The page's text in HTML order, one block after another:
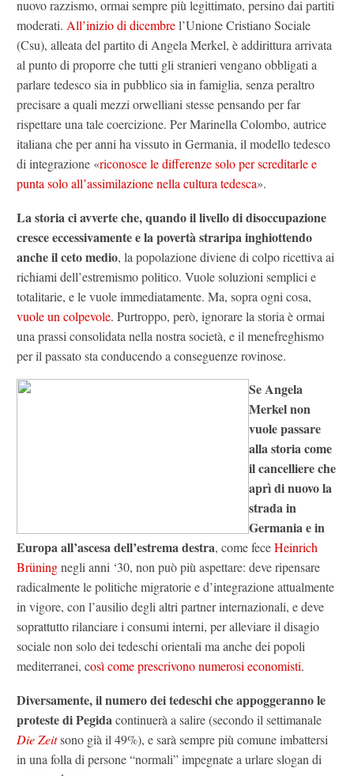
nuovo razzismo, ormai sempre più legittimato, persino dai partiti
moderati. All’inizio di dicembrel’Unione Cristiano Sociale
(Csu), alleata del partito di Angela Merkel, è addirittura arrivata
al punto di proporre che tutti gli stranieri vengano obbligati a
parlare tedesco sia in pubblico sia in famiglia, senza peraltro
precisare a quali mezzi orwelliani stesse pensando per far
rispettare una tale coercizione. Per Marinella Colombo, autrice
italiana che per anni ha vissuto in Germania, il modello tedesco
di integrazione «riconosce le differenze solo per screditarle e
punta solo all’assimilazione nella cultura tedesca».
La storia ci avverte che, quando il livello di disoccupazione
cresce eccessivamente e la povertà straripa inghiottendo
anche il ceto medio, la popolazione diviene di colpo ricettiva ai
richiami dell’estremismo politico. Vuole soluzioni semplici e
totalitarie, e le vuole immediatamente. Ma, sopra ogni cosa,
vuole un colpevole. Purtroppo, però, ignorare la storia è ormai
una prassi consolidata nella nostra società, e il menefreghismo
per il passato sta conducendo a conseguenze rovinose.
Se Angela
Merkel non
vuole passare
alla storia come
il cancelliere che
aprì di nuovo la
strada in
Germania e in
Europa all’ascesa dell’estrema destra, come feceHeinrich
Brüningnegli anni ‘30, non può più aspettare: deve ripensare
radicalmente le politiche migratorie e d’integrazione attualmente
in vigore, con l’ausilio degli altri partner internazionali, e deve
soprattutto rilanciare i consumi interni, per alleviare il disagio
sociale non solo dei tedeschi orientali ma anche dei popoli
mediterranei, così come prescrivono numerosi economisti.
Diversamente, il numero dei tedeschi che appoggeranno le
proteste di Pegidacontinuerà a salire (secondo il settimanale
Die Zeitsono già il 49%), e sarà sempre più comune imbattersi
in una folla di persone “normali” impegnate a urlare slogan di